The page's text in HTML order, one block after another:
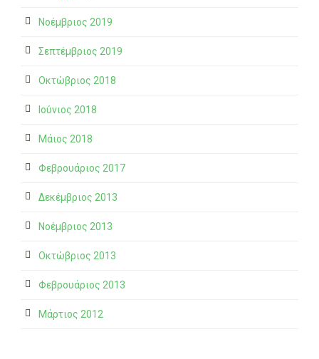
Νοέμβριος 2019
Σεπτέμβριος 2019
Οκτώβριος 2018
Ιούνιος 2018
Μάιος 2018
Φεβρουάριος 2017
Δεκέμβριος 2013
Νοέμβριος 2013
Οκτώβριος 2013
Φεβρουάριος 2013
Μάρτιος 2012